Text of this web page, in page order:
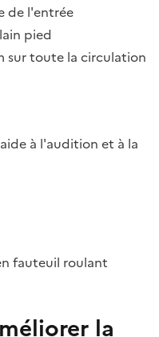
de l'entrée
pied
sur toute la circulation
à l'audition et à la
fauteuil roulant
la